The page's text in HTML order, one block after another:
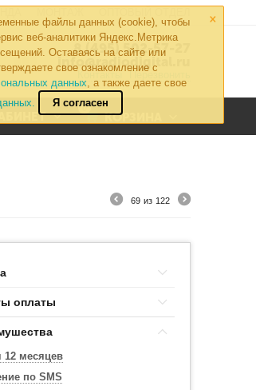
×
файлы данных (cookie), чтобы
веб-аналитики Яндекс.Метрика
Оставаясь на сайте или
свое ознакомление с
данных, а также даете свое
Я согласен
8 (495) 502-57-27
info@radiodigital.ru
Контакты Перезвонить
0
КОРЗИНА
69 из 122
оплаты
12 месяцев
по SMS